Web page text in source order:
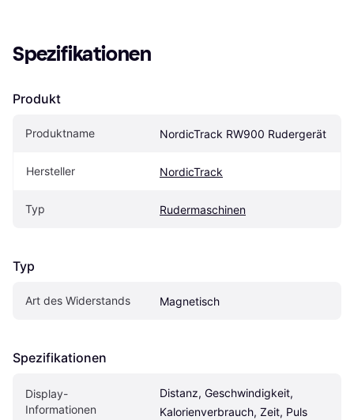
Spezifikationen
Produkt
Produktname NordicTrack RW900 Rudergerät
Hersteller NordicTrack
Typ Rudermaschinen
Typ
Art des Widerstands Magnetisch
Spezifikationen
Display-
Informationen
Distanz, Geschwindigkeit,
Kalorienverbrauch, Zeit, Puls